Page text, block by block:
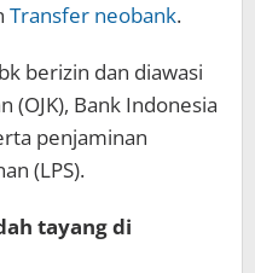
Transfer neobank.
berizin dan diawasi
(OJK), Bank Indonesia
penjaminan
(LPS).
tayang di